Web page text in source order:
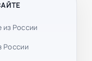
России
России